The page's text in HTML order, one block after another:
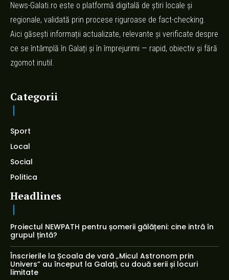
News-Galati.ro este o platformă digitală de știri locale și
regionale, validată prin procese riguroase de fact-checking.
Aici găsești informații actualizate, relevante și verificate despre
ce se întâmplă în Galați și în împrejurimi — rapid, obiectiv și fără
zgomot inutil.
Categorii
Sport
Local
Social
Politica
Headlines
Proiectul NEWPATH pentru șomerii gălățeni: cine intră în
grupul țintă?
Înscrierile la Școala de vară „Micul Astronom prin
Univers” au început la Galați, cu două serii și locuri
limitate